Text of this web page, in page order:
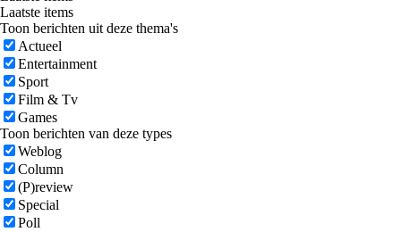
Laatste items
Toon berichten uit deze thema's
Actueel
Entertainment
Sport
Film & Tv
Games
Toon berichten van deze types
Weblog
Column
(P)review
Special
Poll